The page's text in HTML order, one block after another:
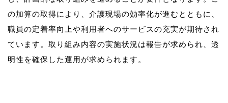
の加算の取得により、介護現場の効率化が進むとともに、
職員の定着率向上や利用者へのサービスの充実が期待され
ています。取り組み内容の実施状況は報告が求められ、透